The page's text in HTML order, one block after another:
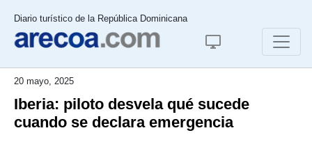
Diario turístico de la República Dominicana
20 mayo, 2025
Iberia: piloto desvela qué sucede
cuando se declara emergencia